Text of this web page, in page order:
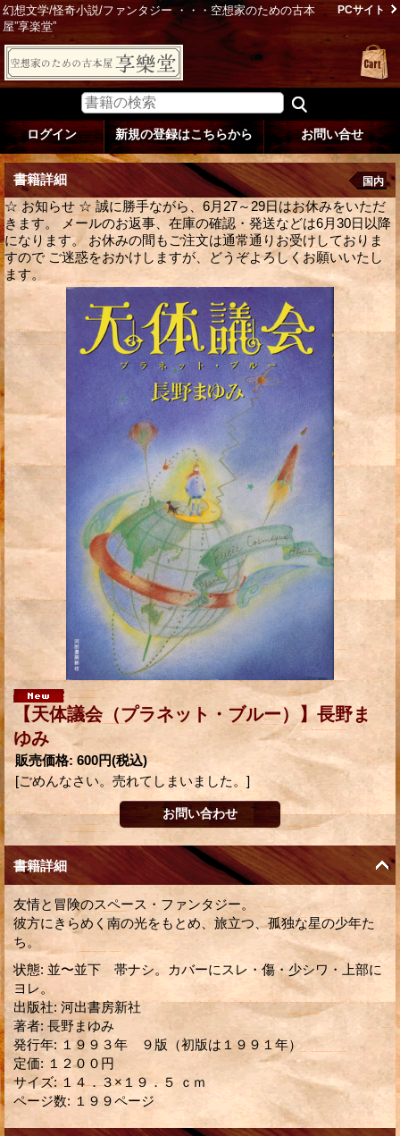
幻想文学/怪奇小説/ファンタジー ・・・空想家のための古本
屋”享楽堂”
PCサイト
ログイン 新規の登録はこちらから お問い合せ
書籍詳細 国内
☆ お知らせ ☆ 誠に勝手ながら、6月27～29日はお休みをいただ
きます。 メールのお返事、在庫の確認・発送などは6月30日以降
になります。 お休みの間もご注文は通常通りお受けしておりま
すので ご迷惑をおかけしますが、どうぞよろしくお願いいたし
ます。
【天体議会（プラネット・ブルー）】長野ま
ゆみ
販売価格: 600円(税込)
[ごめんなさい。売れてしまいました。]
書籍詳細
友情と冒険のスペース・ファンタジー。
彼方にきらめく南の光をもとめ、旅立つ、孤独な星の少年た
ち。
状態: 並〜並下 帯ナシ。カバーにスレ・傷・少シワ・上部に
ヨレ。
出版社: 河出書房新社
著者: 長野まゆみ
発行年: １９９３年 ９版（初版は１９９１年）
定価: １２００円
サイズ: １４．３×１９．５ ｃｍ
ページ数: １９９ページ